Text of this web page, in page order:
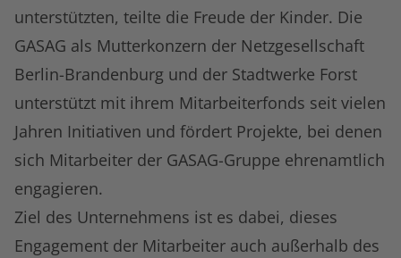
unterstützten, teilte die Freude der Kinder. Die
GASAG als Mutterkonzern der Netzgesellschaft
Berlin-Brandenburg und der Stadtwerke Forst
unterstützt mit ihrem Mitarbeiterfonds seit vielen
Jahren Initiativen und fördert Projekte, bei denen
sich Mitarbeiter der GASAG-Gruppe ehrenamtlich
engagieren.
Ziel des Unternehmens ist es dabei, dieses
Engagement der Mitarbeiter auch außerhalb des